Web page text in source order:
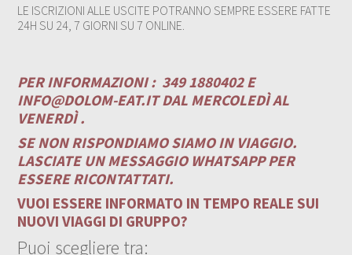
LE ISCRIZIONI ALLE USCITE POTRANNO SEMPRE ESSERE FATTE
24H SU 24, 7 GIORNI SU 7 ONLINE.
PER INFORMAZIONI : 349 1880402 E
INFO@DOLOM-EAT.ITDAL MERCOLEDÌ AL
VENERDÌ .
SE NON RISPONDIAMO SIAMO IN VIAGGIO.
LASCIATE UN MESSAGGIO WHATSAPP PER
ESSERE RICONTATTATI.
VUOI ESSERE INFORMATO IN TEMPO REALE SUI
NUOVI VIAGGI DI GRUPPO?
Puoi scegliere tra: